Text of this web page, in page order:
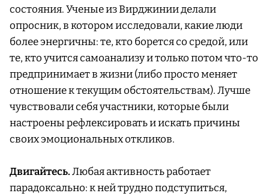
состояния. Ученые из Вирджинии делали
опросник, в котором исследовали, какие люди
более энергичны: те, кто борется со средой, или
те, кто учится самоанализу и только потом что-то
предпринимает в жизни (либо просто меняет
отношение к текущим обстоятельствам). Лучше
чувствовали себя участники, которые были
настроены рефлексировать и искать причины
своих эмоциональных откликов.
Двигайтесь.Любая активность работает
парадоксально: к ней трудно подступиться,